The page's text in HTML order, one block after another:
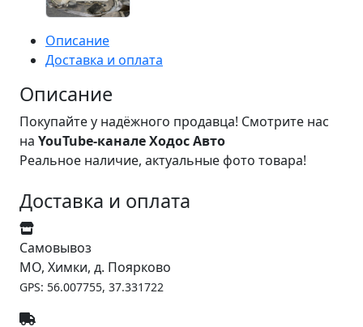
Описание
Доставка и оплата
Описание
Покупайте у надёжного продавца! Смотрите нас
на YouTube-канале Ходос Авто
Реальное наличие, актуальные фото товара!
Доставка и оплата
Самовывоз
МО, Химки, д. Поярково
GPS: 56.007755, 37.331722